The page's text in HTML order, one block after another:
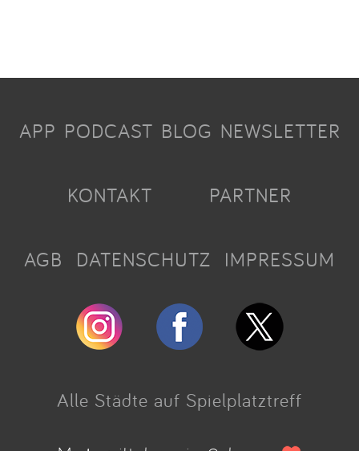
APP PODCAST BLOG NEWSLETTER
KONTAKT PARTNER
AGB DATENSCHUTZ IMPRESSUM
Alle Städte auf Spielplatztreff